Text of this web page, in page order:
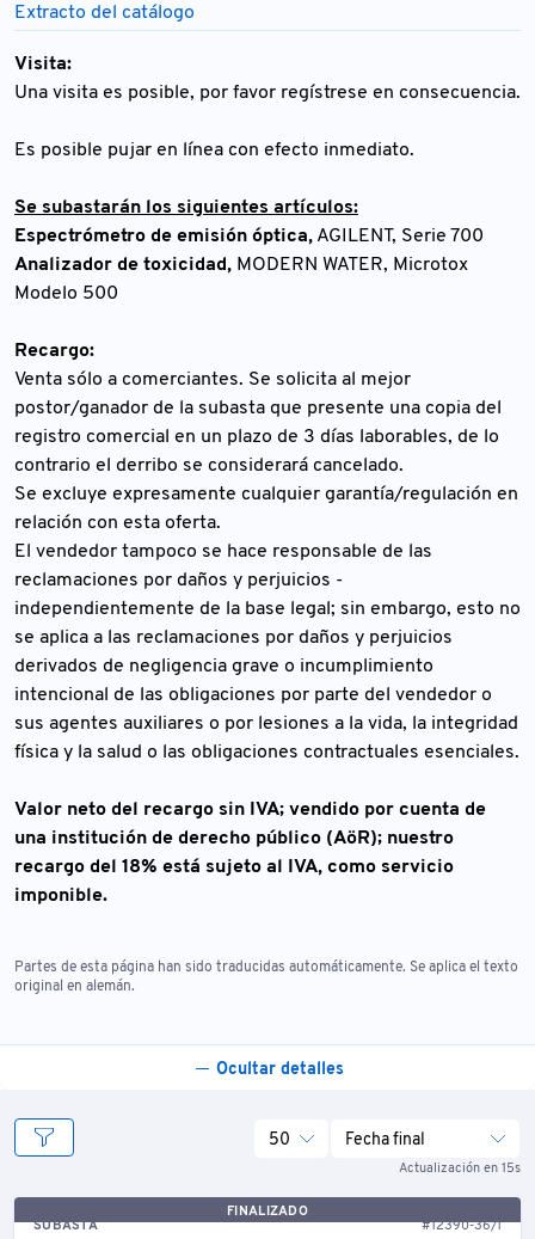
Extracto del catálogo
Visita:
Una visita es posible, por favor regístrese en consecuencia.
Es posible pujar en línea con efecto inmediato.
Se subastarán los siguientes artículos:
Espectrómetro de emisión óptica, AGILENT, Serie 700
Analizador de toxicidad, MODERN WATER, Microtox
Modelo 500
Recargo:
Venta sólo a comerciantes. Se solicita al mejor
postor/ganador de la subasta que presente una copia del
registro comercial en un plazo de 3 días laborables, de lo
contrario el derribo se considerará cancelado.
Se excluye expresamente cualquier garantía/regulación en
relación con esta oferta.
El vendedor tampoco se hace responsable de las
reclamaciones por daños y perjuicios -
independientemente de la base legal; sin embargo, esto no
se aplica a las reclamaciones por daños y perjuicios
derivados de negligencia grave o incumplimiento
intencional de las obligaciones por parte del vendedor o
sus agentes auxiliares o por lesiones a la vida, la integridad
física y la salud o las obligaciones contractuales esenciales.
Valor neto del recargo sin IVA; vendido por cuenta de
una institución de derecho público (AöR); nuestro
recargo del 18% está sujeto al IVA, como servicio
imponible.
Partes de esta página han sido traducidas automáticamente. Se aplica el texto
original en alemán.
Ocultar detalles
Actualización en 15s
50 Fecha final
FINALIZADO
SUBASTA
#12390-36/1